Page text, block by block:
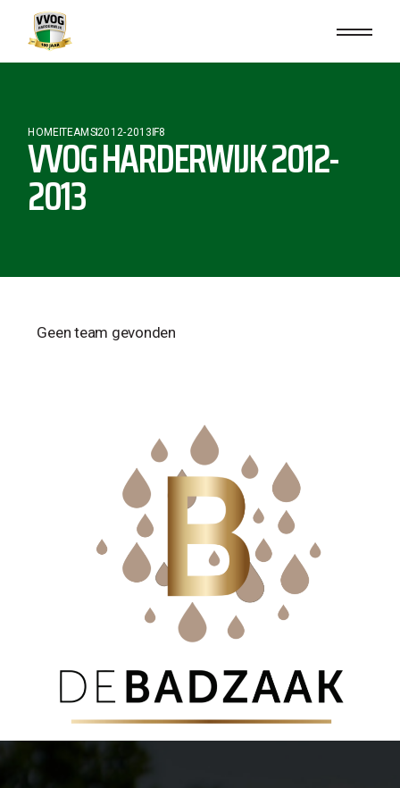
HOMETEAMS2012-2013 F8
VVOG HARDERWIJK 2012-
2013
Geen team gevonden